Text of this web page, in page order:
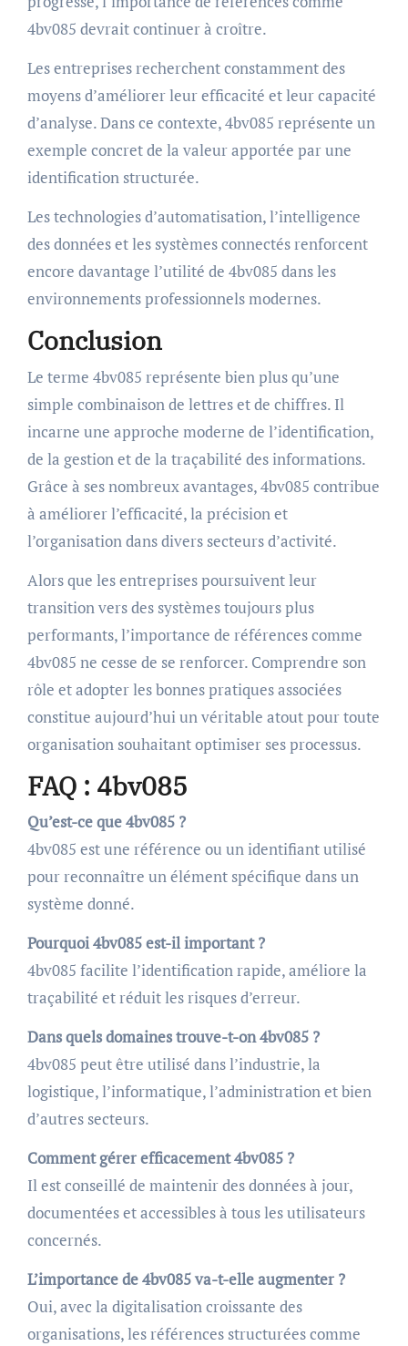
4bv085 devrait continuer à croître.
Les entreprises recherchent constamment des
moyens d’améliorer leur efficacité et leur capacité
d’analyse. Dans ce contexte, 4bv085 représente un
exemple concret de la valeur apportée par une
identification structurée.
Les technologies d’automatisation, l’intelligence
des données et les systèmes connectés renforcent
encore davantage l’utilité de 4bv085 dans les
environnements professionnels modernes.
Conclusion
Le terme 4bv085 représente bien plus qu’une
simple combinaison de lettres et de chiffres. Il
incarne une approche moderne de l’identification,
de la gestion et de la traçabilité des informations.
Grâce à ses nombreux avantages, 4bv085 contribue
à améliorer l’efficacité, la précision et
l’organisation dans divers secteurs d’activité.
Alors que les entreprises poursuivent leur
transition vers des systèmes toujours plus
performants, l’importance de références comme
4bv085 ne cesse de se renforcer. Comprendre son
rôle et adopter les bonnes pratiques associées
constitue aujourd’hui un véritable atout pour toute
organisation souhaitant optimiser ses processus.
FAQ : 4bv085
Qu’est-ce que 4bv085 ?
4bv085 est une référence ou un identifiant utilisé
pour reconnaître un élément spécifique dans un
système donné.
Pourquoi 4bv085 est-il important ?
4bv085 facilite l’identification rapide, améliore la
traçabilité et réduit les risques d’erreur.
Dans quels domaines trouve-t-on 4bv085 ?
4bv085 peut être utilisé dans l’industrie, la
logistique, l’informatique, l’administration et bien
d’autres secteurs.
Comment gérer efficacement 4bv085 ?
Il est conseillé de maintenir des données à jour,
documentées et accessibles à tous les utilisateurs
concernés.
L’importance de 4bv085 va-t-elle augmenter ?
Oui, avec la digitalisation croissante des
organisations, les références structurées comme